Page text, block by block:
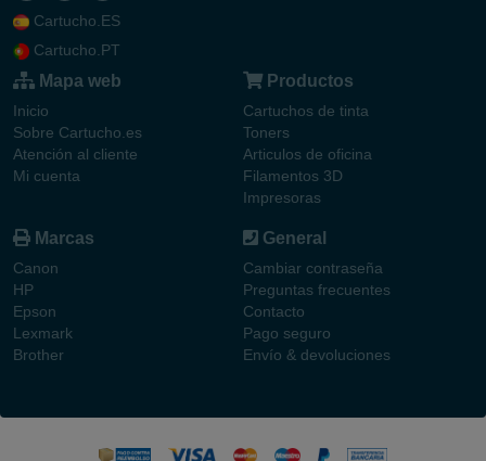
Cartucho.ES
Cartucho.PT
Mapa web
Inicio
Sobre Cartucho.es
Atención al cliente
Mi cuenta
Productos
Cartuchos de tinta
Toners
Articulos de oficina
Filamentos 3D
Impresoras
Marcas
Canon
HP
Epson
Lexmark
Brother
General
Cambiar contraseña
Preguntas frecuentes
Contacto
Pago seguro
Envío & devoluciones